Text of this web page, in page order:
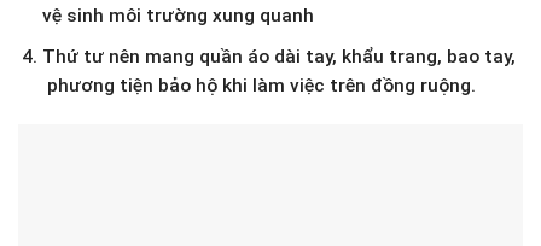
vệ sinh môi trường xung quanh
Thứ tư nên mang quần áo dài tay, khẩu trang, bao tay,
phương tiện bảo hộ khi làm việc trên đồng ruộng.